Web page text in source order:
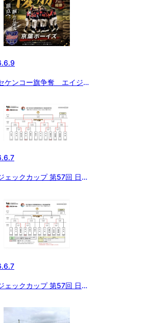
ケンコー旗争奪 エイジェ
大会 千葉県支部予選【京
イズ優勝🏆】
ェックカップ 第57回 日本
7日結果
ェックカップ 第57回 日本